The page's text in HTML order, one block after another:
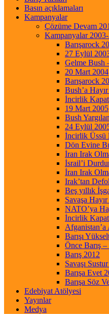
Basın açıklamaları
Kampanyalar
Çözüme Devam
Kampanyalar
Barışarock
27 Eylül
Gelme Bush
20 Mart 2004
Barışarock
Bush’a
İncirlik
19 Mart 2005
Bush
24 Eylül
İncirlik Üssü
Dön Evine
İran Irak
İsrail’i
İran Irak
Irak’tan
Beş yıllık
Savaşa
NATO’ya
İncirlik
Barışı
Önce Barış
Barış 2012
Savaşı
Barışa Evet
Barışa Söz
Edebiyat Atölyesi
Yayınlar
Medya